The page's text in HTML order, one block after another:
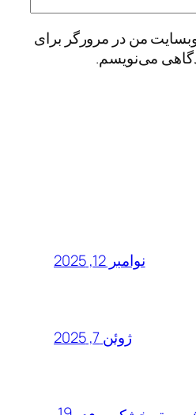
وبسایت من در مرورگر برای
می‌نویسم.
نوامبر 12, 2025
ژوئن 7, 2025